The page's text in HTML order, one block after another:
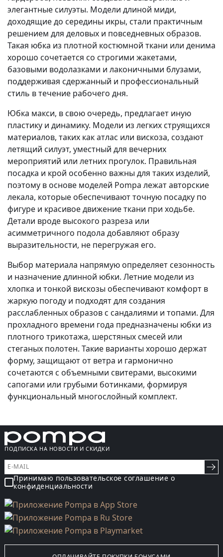
элегантные силуэты. Модели длиной миди,
доходящие до середины икры, стали практичным
решением для деловых и повседневных образов.
Такая юбка из плотной костюмной ткани или денима
хорошо сочетается со строгими жакетами,
базовыми водолазками и лаконичными блузами,
поддерживая сдержанный и профессиональный
стиль в течение рабочего дня.
Юбка макси, в свою очередь, предлагает иную
пластику и динамику. Модели из легких струящихся
материалов, таких как атлас или вискоза, создают
летящий силуэт, уместный для вечерних
мероприятий или летних прогулок. Правильная
посадка и крой особенно важны для таких изделий,
поэтому в основе моделей Pompa лежат авторские
лекала, которые обеспечивают точную посадку по
фигуре и красивое движение ткани при ходьбе.
Детали вроде высокого разреза или
асимметричного подола добавляют образу
выразительности, не перегружая его.
Выбор материала напрямую определяет сезонность
и назначение длинной юбки. Летние модели из
хлопка и тонкой вискозы обеспечивают комфорт в
жаркую погоду и подходят для создания
расслабленных образов с сандалиями и топами. Для
прохладного времени года предназначены юбки из
плотного трикотажа, шерстяных смесей или
стеганых полотен. Такие варианты хорошо держат
форму, защищают от ветра и гармонично
сочетаются с объемными свитерами, высокими
сапогами или грубыми ботинками, формируя
функциональный многослойный комплект.
ПОДПИСКА НА НОВОСТИ И СКИДКИ
Принимаю пользовательское соглашение о
конфиденциальности